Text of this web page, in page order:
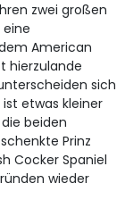
zwei großen
American
hierzulande
sich
etwas kleiner
beiden
Prinz
Cocker Spaniel
wieder